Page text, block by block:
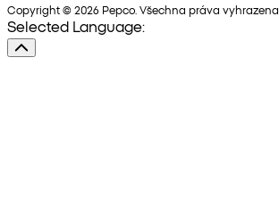
Copyright © 2026 Pepco. Všechna práva vyhrazena.
Selected Language: